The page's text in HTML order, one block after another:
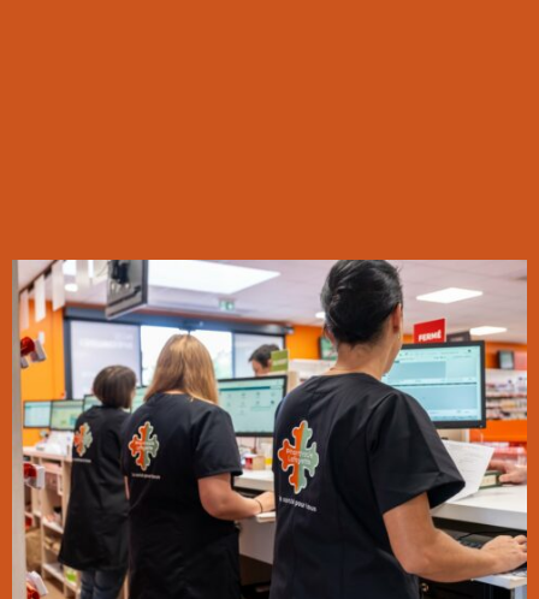
Rejoignez l’enseigne
précurseur du « 100%
santé »
Pharmacie Lafayette, un réseau militant
qui vous accompagne au quotidien pour
développer votre activité.